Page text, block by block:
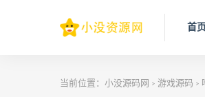
首页
当前位置： 小没源码网 > 游戏源码 >